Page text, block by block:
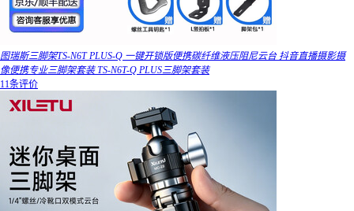
图瑞斯三脚架TS-N6T PLUS-Q 一键开锁版便携碳纤维液压阻尼云台 抖音直播摄影摄
像便携专业三脚架套装 TS-N6T-Q PLUS三脚架套装
11条评价